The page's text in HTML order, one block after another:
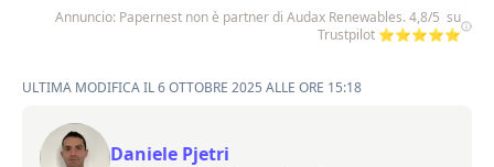
Annuncio: Papernest non è partner di Audax Renewables. 4,8/5 su
Trustpilot ⭐⭐⭐⭐⭐
ULTIMA MODIFICA IL 6 OTTOBRE 2025 ALLE ORE 15:18
Daniele Pjetri